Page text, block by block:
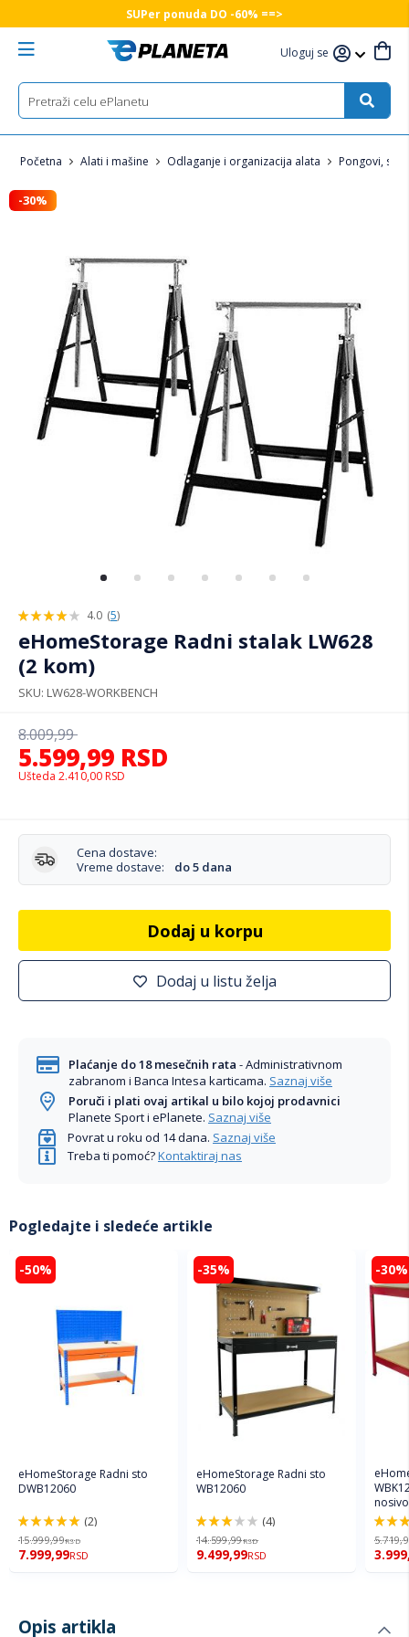
SUPer ponuda DO -60% ==>
Uloguj se
Početna Alati i mašine Odlaganje i organizacija alata Pongovi,
4.0 (5)
eHomeStorage Radni stalak LW628
(2 kom)
SKU LW628-WORKBENCH
5.599,99 RSD
8.009,99
Ušteda 2.410,00 RSD
Cena dostave:
Vreme dostave:
do 5 dana
Dodaj u korpu
Dodaj u listu želja
Plaćanje do 18 mesečnih rata - Administrativnom
zabranom i Banca Intesa karticama. Saznaj više
Poruči i plati ovaj artikal u bilo kojoj prodavnici
Planete Sport i ePlanete. Saznaj više
Povrat u roku od 14 dana. Saznaj više
Treba ti pomoć?Kontaktiraj nas
-30%
Pogledajte i sledeće artikle
-50%
eHomeStorage Radni sto
DWB12060
100%
(2)
15.999,99RSD
7.999,99RSD
-35%
eHomeStorage Radni sto
WB12060
60%
(4)
14.599,99RSD
9.499,99RSD
-30%
100%
Opis artikla